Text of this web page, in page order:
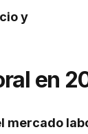
y
en
mercado